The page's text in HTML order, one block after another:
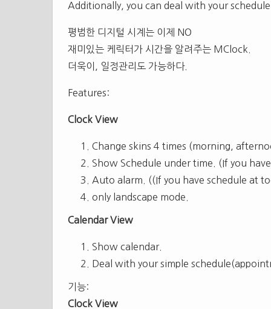
Additionally, you can deal with your
평범한 디지털 시계는 이제 NO
재미있는 케릭터가 시간을 알려주는 MClock.
더욱이, 일정관리도 가능하다.
Features:
Clock View
Change skins 4 times (morning,
Show Schedule under time. (If you
Auto alarm. ((If you have schedule at
only landscape mode.
Calendar View
Show calendar.
Deal with your simple
기능:
Clock View